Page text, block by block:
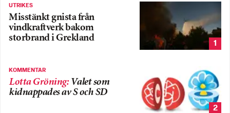
UTRIKES
Misstänkt gnista från
vindkraftverk bakom
storbrand i Grekland
1
KOMMENTAR
Lotta Gröning: Valet som
kidnappades av S och SD
2